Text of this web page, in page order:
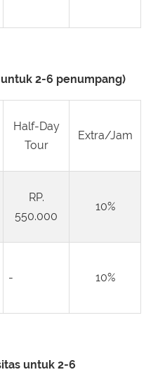
untuk 2-6 penumpang)
Half-Day
Tour
Extra/Jam
RP.
550.000
10%
- 10%
untuk 2-6